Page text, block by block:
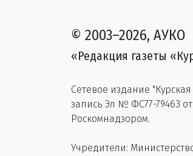
© 2003–2026, АУКО
«Редакция газеты
Сетевое издание
запись Эл № ФС77-79463
Роскомнадзором.
Учредители: